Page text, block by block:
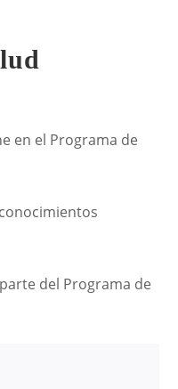
en el Programa de
del Programa de